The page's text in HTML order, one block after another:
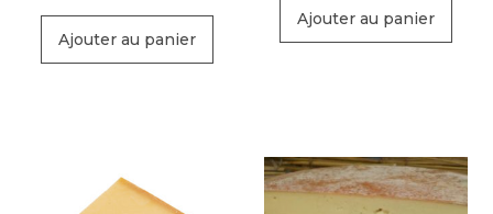
Ajouter au panier
Ajouter au panier